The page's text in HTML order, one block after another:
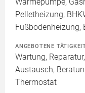
Pelletheizung,
Fußbodenheizung,
ANGEBOTENE
Wartung,
Austausch,
Thermostat